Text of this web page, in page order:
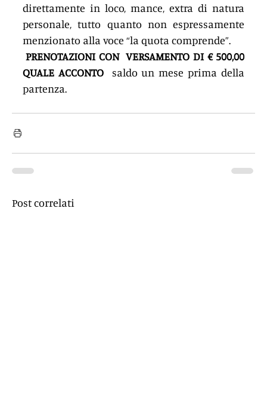
direttamente in loco, mance, extra di natura
personale, tutto quanto non espressamente
menzionato alla voce “la quota comprende”.
PRENOTAZIONI CON  VERSAMENTO DI € 500,00
QUALE ACCONTO saldo un mese prima della
partenza.
Post correlati